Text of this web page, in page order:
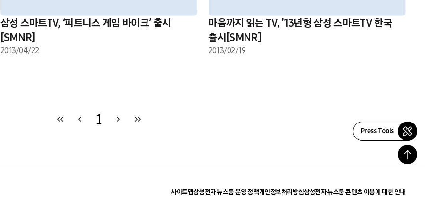
삼성 스마트TV, ‘피트니스 게임 바이크’ 출시
[SMNR]
2013/04/22
마음까지 읽는 TV, ’13년형 삼성 스마트TV 한국
출시[SMNR]
2013/02/19
1
Press Tools
사이트맵삼성전자 뉴스룸 운영 정책개인정보처리방침삼성전자 뉴스룸 콘텐츠 이용에 대한 안내